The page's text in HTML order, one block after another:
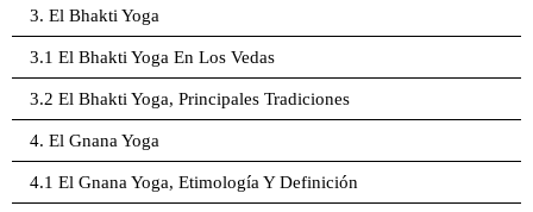
3. El Bhakti Yoga
3.1 El Bhakti Yoga En Los Vedas
3.2 El Bhakti Yoga, Principales Tradiciones
4. El Gnana Yoga
4.1 El Gnana Yoga, Etimología Y Definición